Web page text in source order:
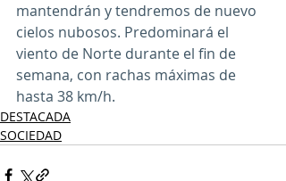
mantendrán y tendremos de nuevo
cielos nubosos. Predominará el
viento de Norte durante el fin de
semana, con rachas máximas de
hasta 38 km/h.
DESTACADA
SOCIEDAD